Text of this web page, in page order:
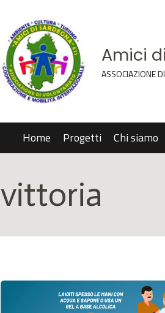
Amici
ASSOCIAZIONE
Home Progetti Chi siamo
vittoria